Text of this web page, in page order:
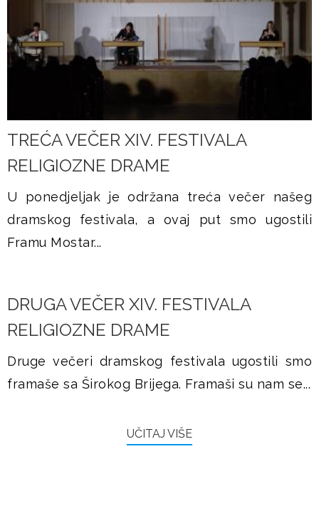
TREĆA VEČER XIV. FESTIVALA
RELIGIOZNE DRAME
U ponedjeljak je održana treća večer našeg
dramskog festivala, a ovaj put smo ugostili
Framu Mostar...
​​​​DRUGA VEČER XIV. FESTIVALA
RELIGIOZNE DRAME
Druge večeri dramskog festivala ugostili smo
framaše sa Širokog Brijega. Framaši su nam se...
UČITAJ VIŠE